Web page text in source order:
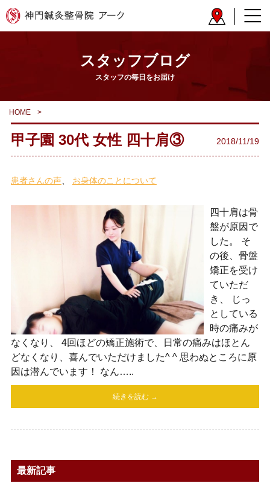
スタッフブログ
スタッフの毎日をお届け
HOME >
甲子園 30代 女性 四十肩③ 2018/11/19
患者さんの声 お身体のことについて
四十肩は骨
盤が原因で
した。 そ
の後、骨盤
矯正を受け
ていただ
き、 じっ
としている
時の痛みが
なくなり、 4回ほどの矯正施術で、日常の痛みはほとん
どなくなり、喜んでいただけました^ ^ 思わぬところに原
因は潜んでいます！ なん…..
続きを読む →
最新記事